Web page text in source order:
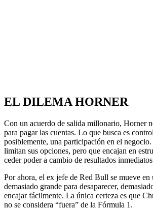
EL DILEMA HORNER
Con un acuerdo de salida millonario, Horner
para pagar las cuentas. Lo que busca es
posiblemente, una participación en el
limitan sus opciones, pero que encajan en
ceder poder a cambio de resultados
Por ahora, el ex jefe de Red Bull se mueve en
demasiado grande para desaparecer,
encajar fácilmente. La única certeza es que
no se considera “fuera” de la Fórmula 1.